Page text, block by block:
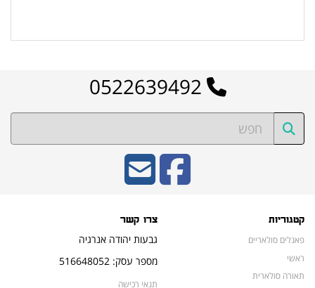
קטגוריות
פאנלים סולאריים
ראשי
תאורה סולארית
צרו קשר
גבעות יהודה אנרגיה
מספר עסק: 516648052
תנאי רכישה